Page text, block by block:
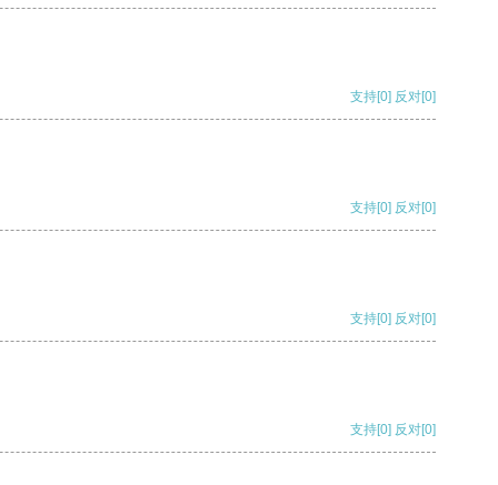
支持[0] 反对[0]
支持[0] 反对[0]
支持[0] 反对[0]
支持[0] 反对[0]